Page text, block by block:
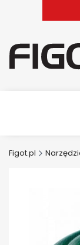
Figot.pl